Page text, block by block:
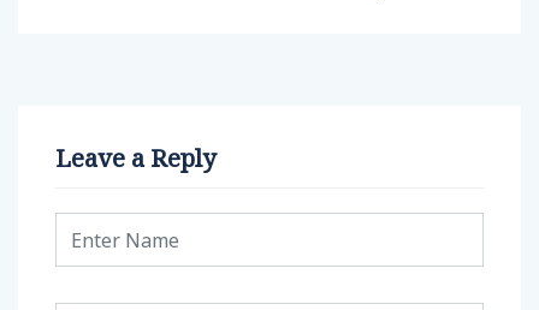
Leave a Reply